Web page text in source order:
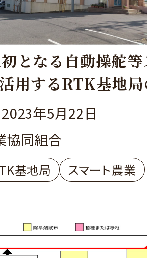
となる自動操舵
用するRTK基地
2023年5月22日
協同組合
基地局 スマート農業